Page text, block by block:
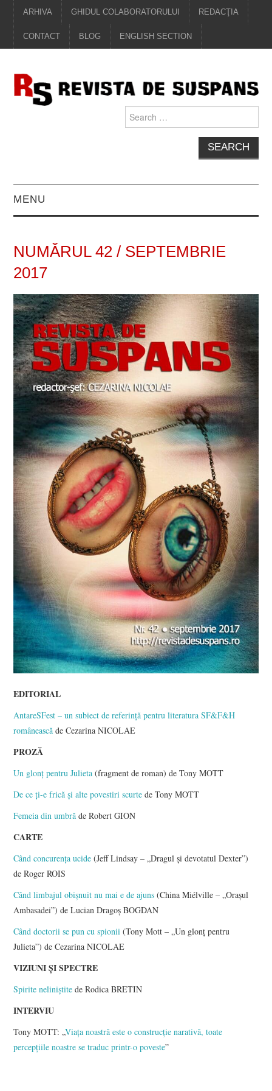
ARHIVA GHIDUL COLABORATORULUI REDACŢIA
CONTACT BLOG ENGLISH SECTION
for:
MENU
PROZĂ
VIZIUNI ȘI SPECTRE
CONTRAPAGINI
CARTE & FILM
SUSPANS
NUMĂRUL 48 /
MARTIE 2018
NUMĂRUL 49 /
APRILIE 2018
NUMĂRUL 42 / SEPTEMBRIE
2017
EDITORIAL
AntareSFest – un subiect de referință pentru literatura SF&F&H
românească de Cezarina NICOLAE
PROZĂ
Un glonț pentru Julieta (fragment de roman) de Tony MOTT
De ce ți-e frică și alte povestiri scurte de Tony MOTT
Femeia din umbră de Robert GION
CARTE
Când concurența ucide (Jeff Lindsay – „Dragul și devotatul Dexter”)
de Roger ROIS
Când limbajul obișnuit nu mai e de ajuns (China Miélville – „Orașul
Ambasadei”) de Lucian Dragoș BOGDAN
Când doctorii se pun cu spionii (Tony Mott – „Un glonț pentru
Julieta”) de Cezarina NICOLAE
VIZIUNI ȘI SPECTRE
Spirite neliniştite de Rodica BRETIN
INTERVIU
Tony MOTT: „Viața noastră este o construcție narativă, toate
percepțiile noastre se traduc printr-o poveste”